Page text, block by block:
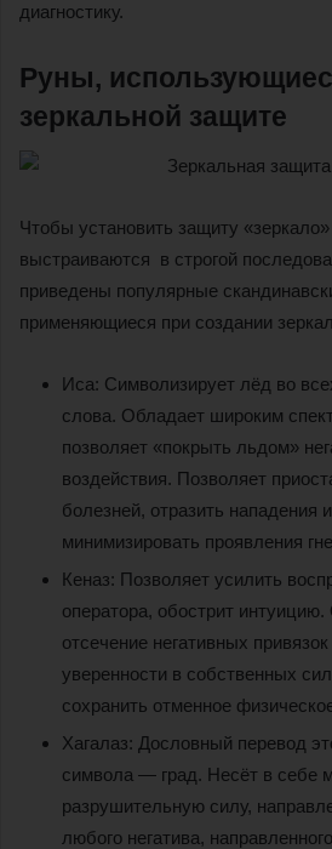
диагностику.
Руны,
зеркальной защите
Чтобы установить защиту
выстраиваются в строгой
приведены популярные
применяющиеся при создании
Иса: Символизирует лёд во
слова. Обладает широким
позволяет «покрыть льдом»
воздействия. Позволяет
болезней, отразить нападения
минимизировать проявления
Кеназ: Позволяет усилить
оператора, обострит
отсечение негативных
уверенности в собственных
сохранить отменное
Хагалаз: Дословный перевод
символа — град. Несёт в себе
разрушительную силу,
любого негатива,